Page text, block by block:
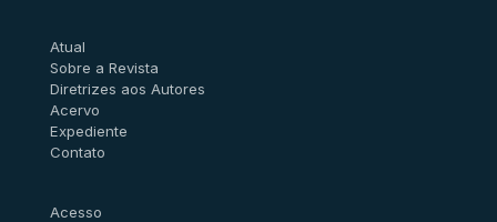
Atual
Sobre a Revista
Diretrizes aos Autores
Acervo
Expediente
Contato
Acesso